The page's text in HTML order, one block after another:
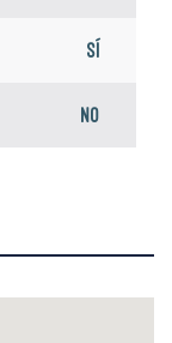
Sí
No